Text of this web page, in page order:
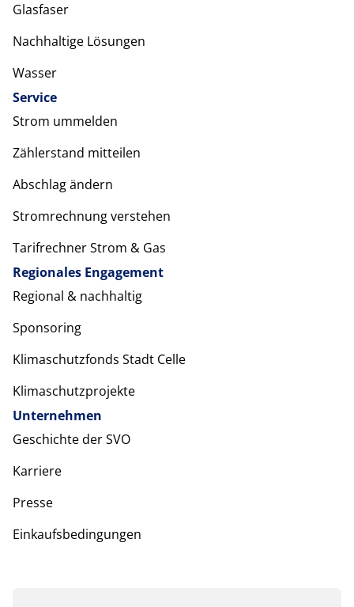
Glasfaser
Nachhaltige Lösungen
Wasser
Service
Strom ummelden
Zählerstand mitteilen
Abschlag ändern
Stromrechnung verstehen
Tarifrechner Strom & Gas
Regionales Engagement
Regional & nachhaltig
Sponsoring
Klimaschutzfonds Stadt Celle
Klimaschutzprojekte
Unternehmen
Geschichte der SVO
Karriere
Presse
Einkaufsbedingungen